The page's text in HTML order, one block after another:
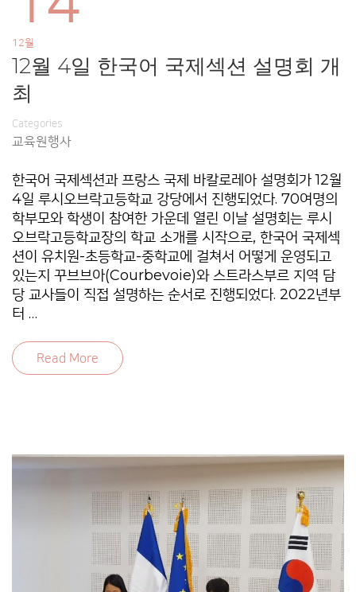
12월
12월 4일 한국어 국제섹션 설명회 개
최
Categories
교육원행사
한국어 국제섹션과 프랑스 국제 바칼로레아 설명회가 12월
4일 루시오브락고등학교 강당에서 진행되었다. 70여명의
학부모와 학생이 참여한 가운데 열린 이날 설명회는 루시
오브락고등학교장의 학교 소개를 시작으로, 한국어 국제섹
션이 유치원-초등학교-중학교에 걸쳐서 어떻게 운영되고
있는지 꾸브브아(Courbevoie)와 스트라스부르 지역 담
당 교사들이 직접 설명하는 순서로 진행되었다. 2022년부
터 …
Read More